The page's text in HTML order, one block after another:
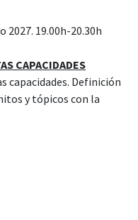
2027. 19.00h-20.30h
CAPACIDADES
capacidades. Definición
y tópicos con la